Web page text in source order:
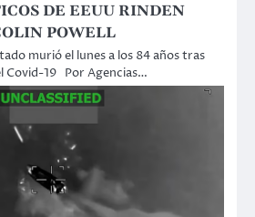
DE EEUU RINDEN
POWELL
murió el lunes a los 84 años tras
Covid-19 Por Agencias…